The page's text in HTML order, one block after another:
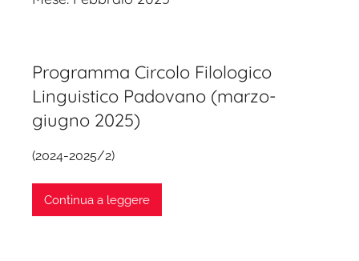
Programma Circolo Filologico
Linguistico Padovano (marzo-
giugno 2025)
(2024-2025/2)
Continua a leggere